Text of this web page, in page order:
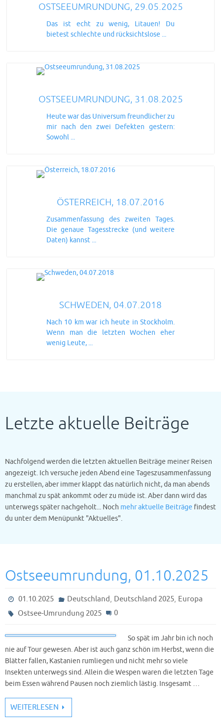
OSTSEEUMRUNDUNG, 29.05.2025
Das ist echt zu wenig, Litauen! Du
bietest schlechte und rücksichtslose ...
OSTSEEUMRUNDUNG, 31.08.2025
Heute war das Universum freundlicher zu
mir nach den zwei Defekten gestern:
Sowohl ...
ÖSTERREICH, 18.07.2016
Zusammenfassung des zweiten Tages.
Die genaue Tagesstrecke (und weitere
Daten) kannst ...
SCHWEDEN, 04.07.2018
Nach 10 km war ich heute in Stockholm.
Wenn man die letzten Wochen eher
wenig Leute, ...
Letzte aktuelle Beiträge
Nachfolgend werden die letzten aktuellen Beiträge meiner Reisen
angezeigt. Ich versuche jeden Abend eine Tageszusammenfassung
zu erstellen, aber immer klappt das natürlich nicht, da man abends
manchmal zu spät ankommt oder zu müde ist. Aber dann wird das
unterwegs später nachgeholt... Noch mehr aktuelle Beiträge findest
du unter dem Menüpunkt "Aktuelles".
Ostseeumrundung, 01.10.2025
01.10.2025 Deutschland, Deutschland 2025, Europa
Ostsee-Umrundung 2025
0
So spät im Jahr bin ich noch
nie auf Tour gewesen. Aber ist auch ganz schön im Herbst, wenn die
Blätter fallen, Kastanien rumliegen und nicht mehr so viele
Insekten unterwegs sind. Allein die Wespen waren die letzten Tage
beim Essen während Pausen noch ziemlich lästig. Insgesamt …
WEITERLESEN